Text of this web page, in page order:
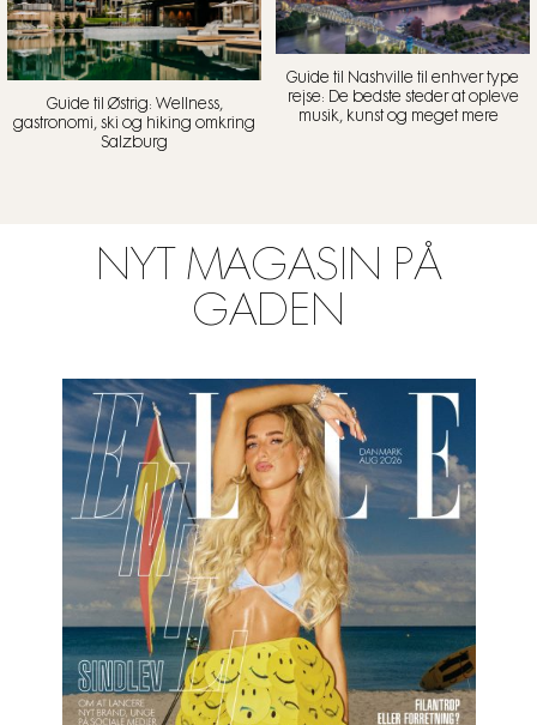
Guide til Østrig: Wellness,
gastronomi, ski og hiking omkring
Salzburg
Guide til Nashville til enhver type
rejse: De bedste steder at opleve
musik, kunst og meget mere
NYT MAGASIN PÅ
GADEN